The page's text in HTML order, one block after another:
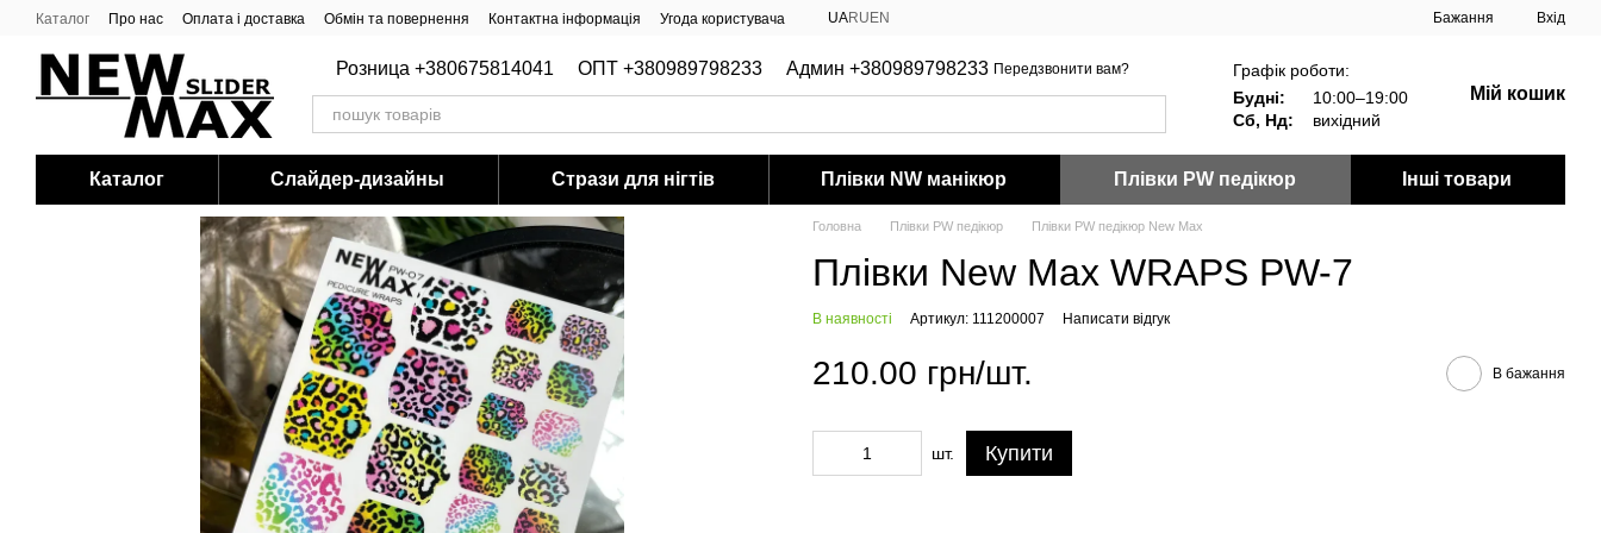
Перейти до основного контенту
Каталог Про нас Оплата і доставка Обмін та повернення Контактна інформація Угода користувача UARU EN Бажання Вхід
Розница +380675814041 ОПТ +380989798233 Админ +380989798233 Передзвонити вам?
Графік роботи:
Будні:
10:00–19:00
Сб, Нд:
вихідний
Мій кошик
Каталог Слайдер-дизайны Стрази для нігтів Плівки NW манікюр Плівки PW педікюр Інші товари
Головна Плівки PW педікюр Плівки PW педікюр New Max
Плівки New Max WRAPS PW-7
В наявності Артикул: 111200007 Написати відгук
210.00 грн/шт. В бажання
шт. Купити